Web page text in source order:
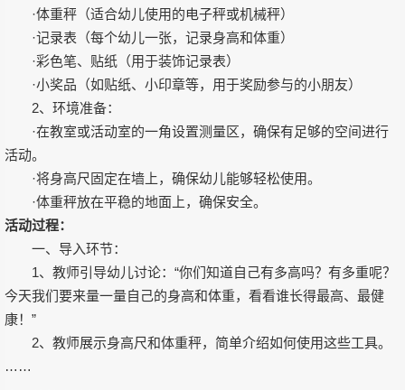
·体重秤（适合幼儿使用的电子秤或机械秤）
·记录表（每个幼儿一张，记录身高和体重）
·彩色笔、贴纸（用于装饰记录表）
·小奖品（如贴纸、小印章等，用于奖励参与的小朋友）
2、环境准备：
·在教室或活动室的一角设置测量区，确保有足够的空间进行
活动。
·将身高尺固定在墙上，确保幼儿能够轻松使用。
·体重秤放在平稳的地面上，确保安全。
活动过程：
一、导入环节：
1、教师引导幼儿讨论：“你们知道自己有多高吗？有多重呢？
今天我们要来量一量自己的身高和体重，看看谁长得最高、最健
康！”
2、教师展示身高尺和体重秤，简单介绍如何使用这些工具。
……